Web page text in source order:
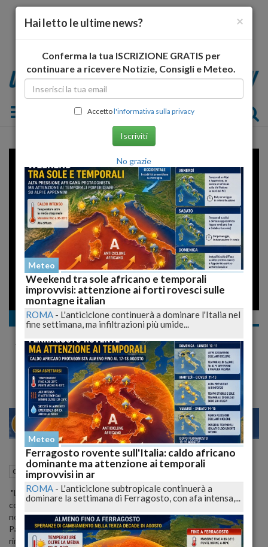
Toggle navigation
Error loading player: No playable
sources found
Cronaca
Paolucci (PD): Su Villa Pini la Regione gira a
vuoto
Non c'è strategia
MILANO 23 28
Cronaca Pescara (PE) 01 Dicembre 2009 13:24
"La Regione continua a girare a vuoto, priva di ogni strategia
concreta. Dopo otto mesi senza stipendio, ai lavoratori di Villa Pini
non e' stata in grado di dare una sola risposta". Lo afferma Silvio
Paolucci segretario regionale del PD abruzzese. "Dobbiamo
ringraziare la commissione parlamentare d'inchiesta e il suo
×
Hai letto le ultime news?
Conferma la tua ISCRIZIONE GRATIS per
continuare a ricevere Notizie, Consigli e Meteo.
Accettol'informativa sulla privacy
Iscriviti
No grazie
Meteo
Weekend tra sole africano e temporali
improvvisi: attenzione ai forti rovesci sulle
montagne italian
ROMA - L'anticiclone continuerà a dominare l'Italia nel
fine settimana, ma infiltrazioni più umide...
Meteo
Ferragosto rovente sull'Italia: caldo africano
dominante ma attenzione ai temporali
improvvisi in ar
ROMA - L'anticiclone subtropicale continuerà a
dominare la settimana di Ferragosto, con afa intensa,...